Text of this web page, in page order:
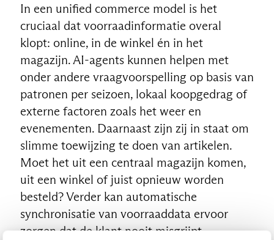
In een unified commerce model is het
cruciaal dat voorraadinformatie overal
klopt: online, in de winkel én in het
magazijn. AI-agents kunnen helpen met
onder andere vraagvoorspelling op basis van
patronen per seizoen, lokaal koopgedrag of
externe factoren zoals het weer en
evenementen. Daarnaast zijn zij in staat om
slimme toewijzing te doen van artikelen.
Moet het uit een centraal magazijn komen,
uit een winkel of juist opnieuw worden
besteld? Verder kan automatische
synchronisatie van voorraaddata ervoor
zorgen dat de klant nooit misgrijpt